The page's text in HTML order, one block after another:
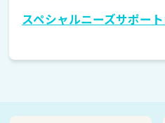
スペシャルニーズサポー